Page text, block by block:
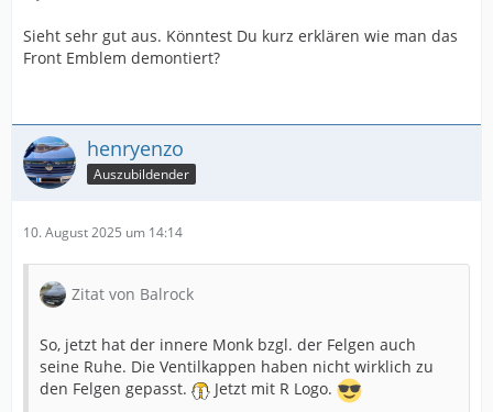
Sieht sehr gut aus. Könntest Du kurz erklären wie man das
Front Emblem demontiert?
henryenzo
Auszubildender
10. August 2025 um 14:14
Zitat von Balrock
So, jetzt hat der innere Monk bzgl. der Felgen auch
seine Ruhe. Die Ventilkappen haben nicht wirklich zu
den Felgen gepasst.
Jetzt mit R Logo.